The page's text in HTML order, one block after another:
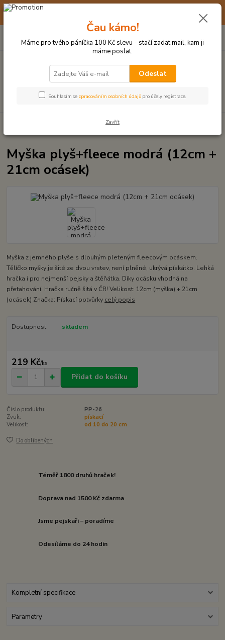
☀️ 10. - 14. SRPNA 2026 MÁME DOVOLENOU ☀️ OBJEDNÁVKY
Hledat
po–pá: 9–17 hod.
za0 Kč
PLYŠOVÉ A TEXTILNÍ HRAČKY
Myška plyš+fleece modrá (12cm +
21cm ocásek)
Myška z jemného plyše s dlouhým pleteným fleecovým ocáskem.
Tělíčko myšky je šité ze dvou vrstev, není plněné, ukrývá pískátko. Lehká
hračka i pro nejmenší pejsky a štěňátka. Díky ocásku vhodná na
přetahování. Hračka ručně šitá v ČR! Velikost: 12cm (myška) + 21cm
(ocásek) Značka: Pískací potvůrky celý popis
Dostupnost skladem
219 Kč/ks
Přidat do košíku
Číslo produktu:
PP-26
Zvuk:
pískací
Velikost:
od 10 do 20 cm
Do oblíbených
Téměř 1800 druhů hraček!
Doprava nad 1500 Kč zdarma
Jsme pejskaři – poradíme
Odesíláme do 24 hodin
Kompletní specifikace
Parametry
Čau kámo!
Máme pro tvého páníčka 100 Kč slevu - stačí zadat mail, kam ji
máme poslat.
Odeslat
Souhlasím se zpracováním osobních údajů pro účely registrace.
Zavřít